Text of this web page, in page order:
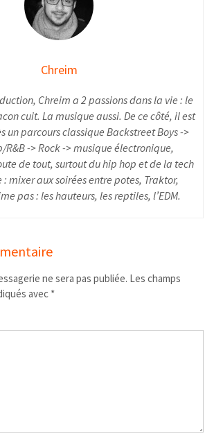
Chreim
Chreim a 2 passions dans la vie : le
cuit. La musique aussi. De ce côté, il est
un parcours classique Backstreet Boys ->
-> Rock -> musique électronique,
de tout, surtout du hip hop et de la tech
mixer aux soirées entre potes, Traktor,
pas : les hauteurs, les reptiles, l’EDM.
ne sera pas publiée. Les champs
avec *